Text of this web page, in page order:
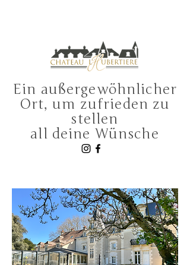
Ein außergewöhnlicher
Ort, um zufrieden zu
stellen
all deine Wünsche